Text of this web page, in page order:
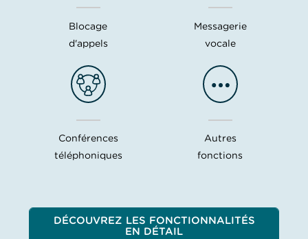
Blocage
d'appels
Messagerie
vocale
Conférences
téléphoniques
Autres
fonctions
DÉCOUVREZ LES FONCTIONNALITÉS
EN DÉTAIL